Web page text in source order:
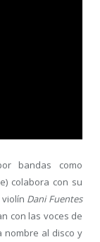
bandas como
colabora con su
Dani Fuentes
con las voces de
nombre al disco y